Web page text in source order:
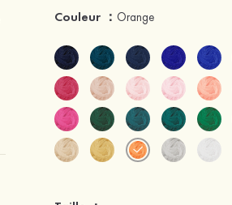
Couleur ：Orange